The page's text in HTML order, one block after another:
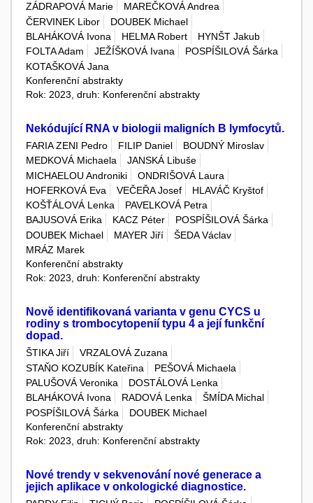
ZÁDRAPOVÁ Marie
MAREČKOVÁ Andrea
ČERVINEK Libor
DOUBEK Michael
BLAHÁKOVÁ Ivona
HELMA Robert
HYNŠT Jakub
FOLTA Adam
JEŽÍŠKOVÁ Ivana
POSPÍŠILOVÁ Šárka
KOTAŠKOVÁ Jana
Konferenční abstrakty
Rok: 2023, druh: Konferenční abstrakty
Nekódující RNA v biologii maligních B lymfocytů.
FARIA ZENI Pedro FILIP Daniel
BOUDNÝ Miroslav
MEDKOVÁ Michaela
JANSKÁ Libuše
MICHAELOU Androniki
ONDRIŠOVÁ Laura
HOFERKOVÁ Eva
VEČEŘA Josef
HLAVÁČ Kryštof
KOŠŤÁLOVÁ Lenka
PAVELKOVÁ Petra
BAJUSOVÁ Erika
KACZ Péter
POSPÍŠILOVÁ Šárka
DOUBEK Michael
MAYER Jiří
ŠEDA Václav
MRÁZ Marek
Konferenční abstrakty
Rok: 2023, druh: Konferenční abstrakty
Nově identifikovaná varianta v genu CYCS u
rodiny s trombocytopenií typu 4 a její funkční
dopad.
ŠTIKA Jiří
VRZALOVÁ Zuzana
STAŇO KOZUBÍK Kateřina
PEŠOVÁ Michaela
PALUŠOVÁ Veronika
DOSTÁLOVÁ Lenka
BLAHÁKOVÁ Ivona
RADOVÁ Lenka
ŠMÍDA Michal
POSPÍŠILOVÁ Šárka
DOUBEK Michael
Konferenční abstrakty
Rok: 2023, druh: Konferenční abstrakty
Nové trendy v sekvenování nové generace a
jejich aplikace v onkologické diagnostice.